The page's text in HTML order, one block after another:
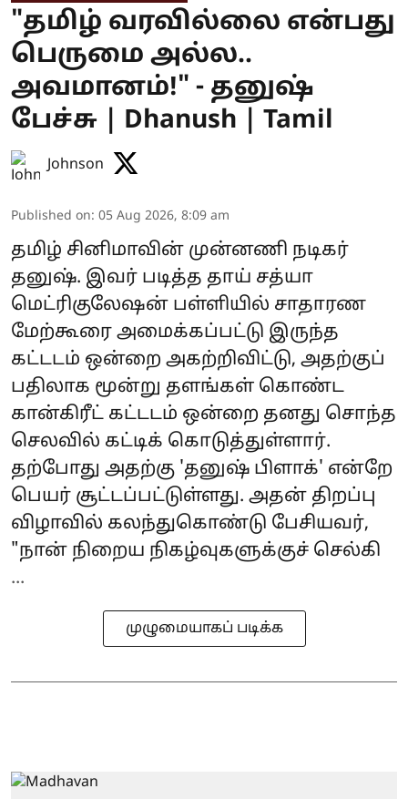
"தமிழ் வரவில்லை என்பது
பெருமை அல்ல..
அவமானம்!" - தனுஷ்
பேச்சு | Dhanush | Tamil
Johnson
Published on: 05 Aug 2026, 8:09 am
தமிழ் சினிமாவின் முன்னணி நடிகர்
தனுஷ். இவர் படித்த தாய் சத்யா
மெட்ரிகுலேஷன் பள்ளியில் சாதாரண
மேற்கூரை அமைக்கப்பட்டு இருந்த
கட்டடம் ஒன்றை அகற்றிவிட்டு, அதற்குப்
பதிலாக மூன்று தளங்கள் கொண்ட
கான்கிரீட் கட்டடம் ஒன்றை தனது சொந்த
செலவில் கட்டிக் கொடுத்துள்ளார்.
தற்போது அதற்கு 'தனுஷ் பிளாக்' என்றே
பெயர் சூட்டப்பட்டுள்ளது. அதன் திறப்பு
விழாவில் கலந்துகொண்டு பேசியவர்,
"நான் நிறைய நிகழ்வுகளுக்குச் செல்கி
...
முழுமையாகப் படிக்க